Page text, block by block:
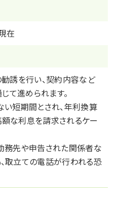
在
勧誘を行い、契約内容など
て進められます。
い短期間とされ、年利換算
な利息を請求されるケー
務先や申告された関係者な
取立ての電話が行われる恐